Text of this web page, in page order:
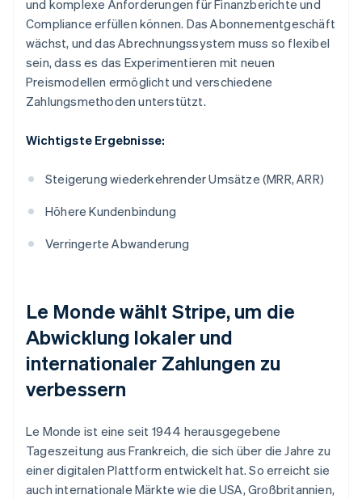
und komplexe Anforderungen für Finanzberichte und
Compliance erfüllen können. Das Abonnementgeschäft
wächst, und das Abrechnungssystem muss so flexibel
sein, dass es das Experimentieren mit neuen
Preismodellen ermöglicht und verschiedene
Zahlungsmethoden unterstützt.
Wichtigste Ergebnisse:
Steigerung wiederkehrender Umsätze (MRR, ARR)
Höhere Kundenbindung
Verringerte Abwanderung
Le Mondewählt Stripe, um die
Abwicklung lokaler und
internationaler Zahlungen zu
verbessern
Le Monde ist eine seit 1944 herausgegebene
Tageszeitung aus Frankreich, die sich über die Jahre zu
einer digitalen Plattform entwickelt hat. So erreicht sie
auch internationale Märkte wie die USA, Großbritannien,